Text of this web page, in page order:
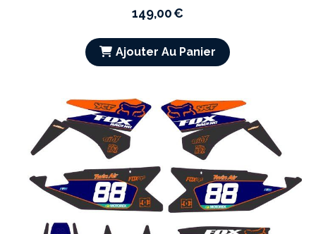
149,00€
Ajouter Au Panier